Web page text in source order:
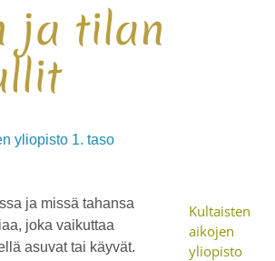
ja tilan
yliopisto 1. taso
ja missä tahansa
joka vaikuttaa
asuvat tai käyvät.
Kultaisten
aikojen
yliopisto